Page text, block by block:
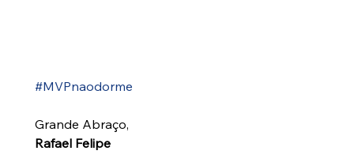
#MVPnaodorme
Grande Abraço,
Rafael Felipe